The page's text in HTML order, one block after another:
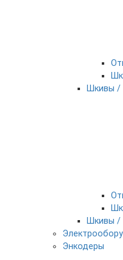
Шкивы /
Шкивы /
Энкодеры